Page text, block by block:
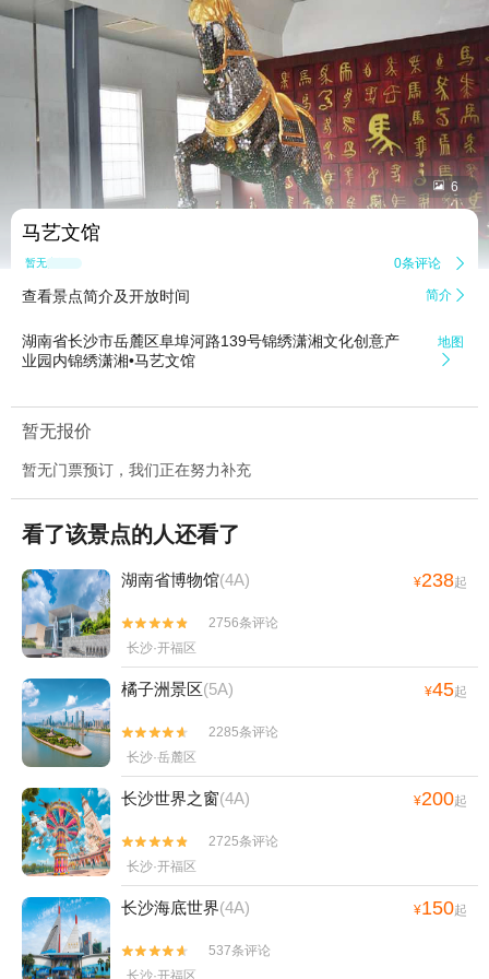
 6
马艺文馆
暂无点评 0条评论 
查看景点简介及开放时间 简介 
湖南省长沙市岳麓区阜埠河路139号锦绣潇湘文化创意产
业园内锦绣潇湘•马艺文馆
地图

暂无报价
暂无门票预订，我们正在努力补充
看了该景点的人还看了
湖南省博物馆(4A) ¥238起


2756条评论
长沙·开福区
橘子洲景区(5A) ¥45起


2285条评论
长沙·岳麓区
长沙世界之窗(4A) ¥200起


2725条评论
长沙·开福区
长沙海底世界(4A) ¥150起


537条评论
